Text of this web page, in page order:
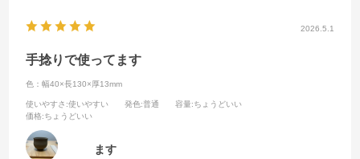
2026.5.1
手捻りで使ってます
色：幅40×長130×厚13mm
使いやすさ :使いやすい 発色:普通 容量:ちょうどいい
価格:ちょうどいい
ます